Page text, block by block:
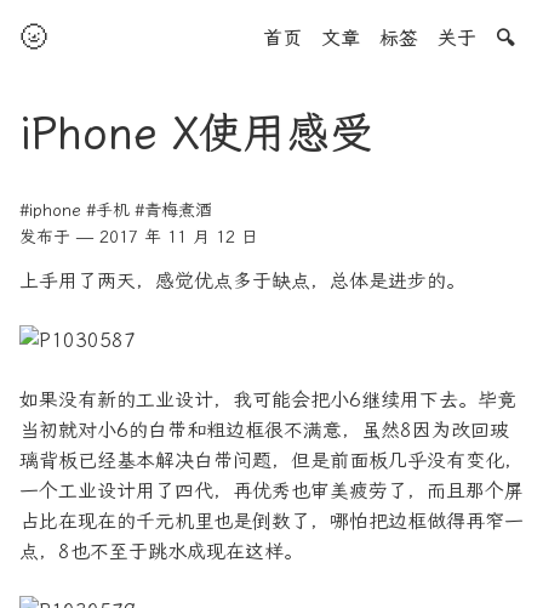
🌝 首页 文章 标签 关于 🔍
iPhone X使用感受
#iphone #手机 #青梅煮酒
发布于 — 2017 年 11 月 12 日
上手用了两天，感觉优点多于缺点，总体是进步的。
如果没有新的工业设计，我可能会把小6继续用下去。毕竟
当初就对小6的白带和粗边框很不满意，虽然8因为改回玻
璃背板已经基本解决白带问题，但是前面板几乎没有变化，
一个工业设计用了四代，再优秀也审美疲劳了，而且那个屏
占比在现在的千元机里也是倒数了，哪怕把边框做得再窄一
点，8也不至于跳水成现在这样。